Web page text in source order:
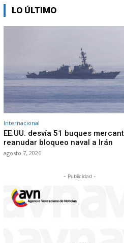
LO ÚLTIMO
Internacional
EE.UU. desvía 51 buques
reanudar bloqueo naval a Irán
agosto 7, 2026
- Publicidad -